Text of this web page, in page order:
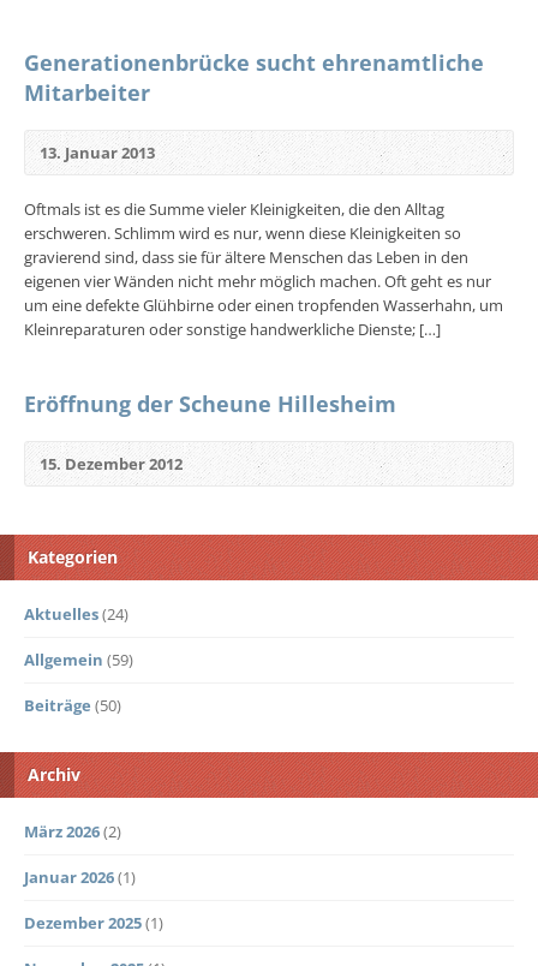
Generationenbrücke sucht ehrenamtliche
Mitarbeiter
13. Januar 2013
Oftmals ist es die Summe vieler Kleinigkeiten, die den Alltag
erschweren. Schlimm wird es nur, wenn diese Kleinigkeiten so
gravierend sind, dass sie für ältere Menschen das Leben in den
eigenen vier Wänden nicht mehr möglich machen. Oft geht es nur
um eine defekte Glühbirne oder einen tropfenden Wasserhahn, um
Kleinreparaturen oder sonstige handwerkliche Dienste; […]
Eröffnung der Scheune Hillesheim
15. Dezember 2012
Kategorien
Aktuelles(24)
Allgemein (59)
Beiträge (50)
Archiv
März 2026(2)
Januar 2026(1)
Dezember 2025(1)